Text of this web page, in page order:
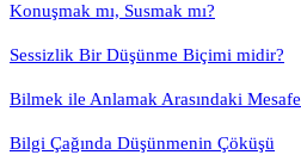
Konuşmak mı, Susmak mı?
Sessizlik Bir Düşünme Biçimi midir?
Bilmek ile Anlamak Arasındaki Mesafe
Bilgi Çağında Düşünmenin Çöküşü